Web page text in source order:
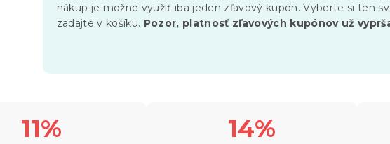
nákup je možné využiť iba jeden zľavový kupón. Vyberte si ten
zadajte v košíku. Pozor, platnosť zľavových kupónov už
11% 14%